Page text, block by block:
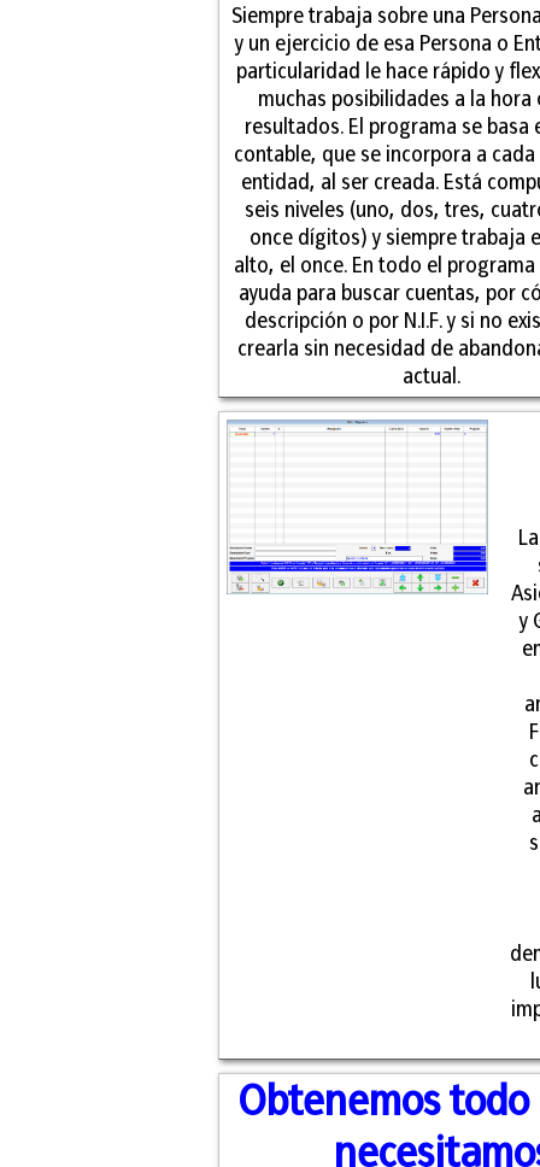
Siempre trabaja sobre una
y un ejercicio de esa Persona o
particularidad le hace rápido y
muchas posibilidades a la hora
resultados. El programa se basa
contable, que se incorpora a
entidad, al ser creada. Está
seis niveles (uno, dos, tres,
once dígitos) y siempre trabaja
alto, el once. En todo el programa
ayuda para buscar cuentas, por
descripción o por N.I.F. y si no
crearla sin necesidad de
actual.
y
Obtenemos